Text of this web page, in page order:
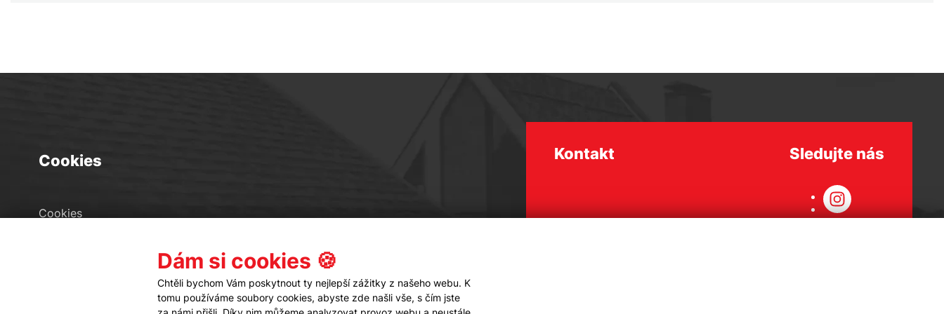
Cookies
Cookies
Kontakt Sledujte nás
Dám si cookies 🍪
Chtěli bychom Vám poskytnout ty nejlepší zážitky z našeho webu. K
tomu používáme soubory cookies, abyste zde našli vše, s čím jste